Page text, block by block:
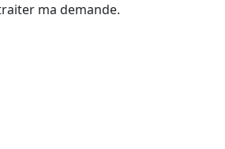
ma demande.